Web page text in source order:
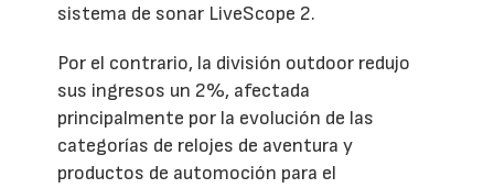
sistema de sonar LiveScope 2.
Por el contrario, la división outdoor redujo
sus ingresos un 2%, afectada
principalmente por la evolución de las
categorías de relojes de aventura y
productos de automoción para el